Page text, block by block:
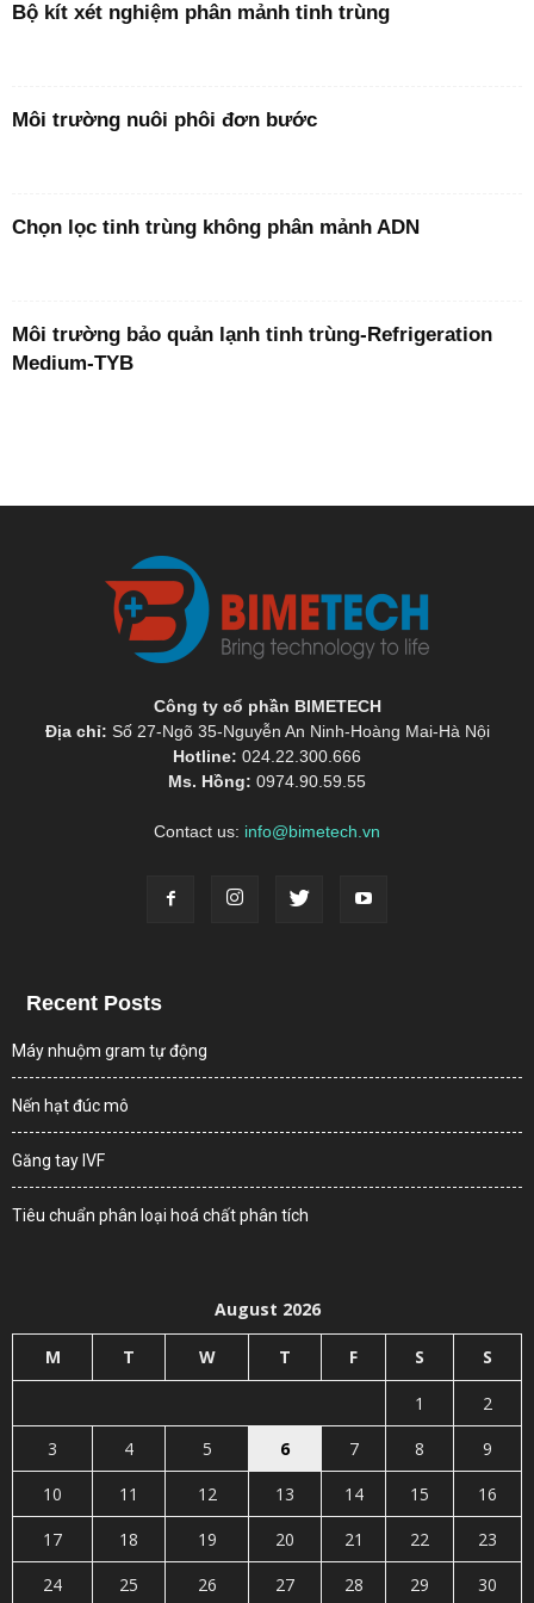
Bộ kít xét nghiệm phân mảnh tinh trùng
Môi trường nuôi phôi đơn bước
Chọn lọc tinh trùng không phân mảnh ADN
Môi trường bảo quản lạnh tinh trùng-Refrigeration
Medium-TYB
Công ty cổ phần BIMETECH
Địa chỉ: Số 27-Ngõ 35-Nguyễn An Ninh-Hoàng Mai-Hà Nội
Hotline: 024.22.300.666
Ms. Hồng: 0974.90.59.55
Contact us: info@bimetech.vn
Recent Posts
Máy nhuộm gram tự động
Nến hạt đúc mô
Găng tay IVF
Tiêu chuẩn phân loại hoá chất phân tích
August 2026
M T W T F S S
1
2
3
4 5 6 7 8
9
10
11 12 13 14 15
16
17
18 19 20 21 22
23
24
25 26 27 28 29 30